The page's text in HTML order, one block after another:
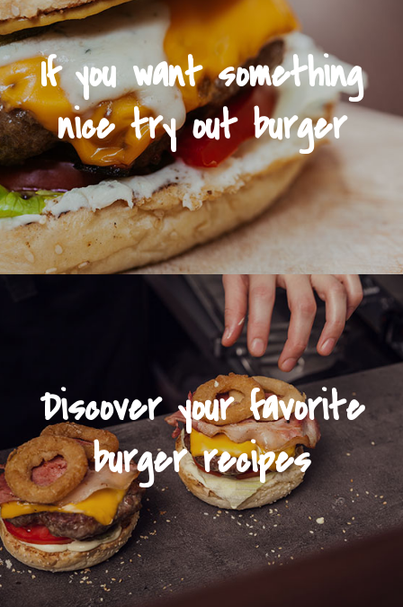
If you want something
nice try out burger
Discover your favorite
burger recipes